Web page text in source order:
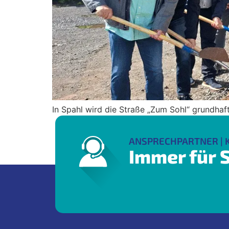
In Spahl wird die Straße „Zum Sohl“
ANSPRECHPARTNER |
Immer für